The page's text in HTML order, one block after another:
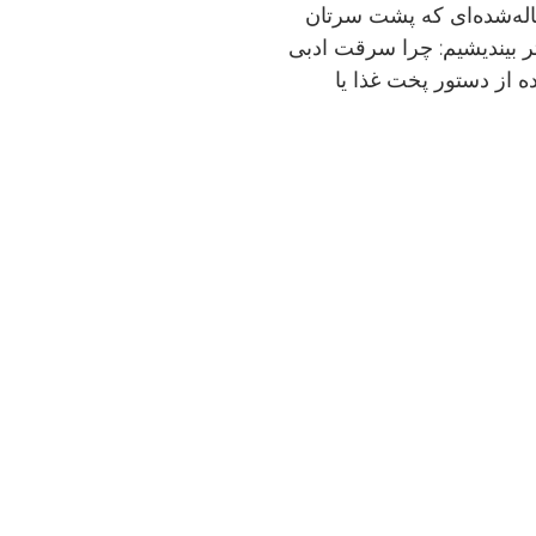
که پشت سرتان
بیندیشیم: چرا سرقت ادبی
از دستور پخت غذا یا